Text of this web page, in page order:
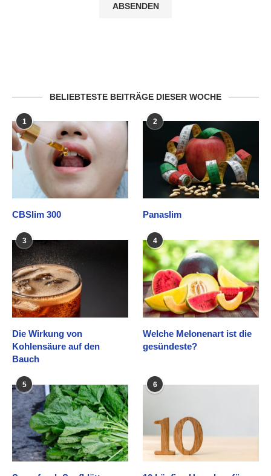
BELIEBTESTE BEITRÄGE DIESER WOCHE
1
CBSlim 300
2
Panaslim
3
Die Wirkung von
Kohlensäure auf den
Bauch
4
Welche Melonenart ist die
gesündeste?
5 6